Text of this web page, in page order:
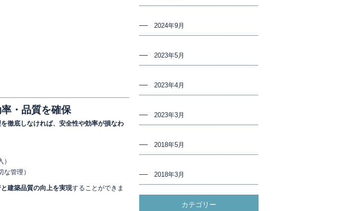
・品質を確保
徹底しなければ、安全性や効率が損なわ
な管理）
建築品質の向上を実現することができま
2024年9月
2023年5月
2023年4月
2023年3月
2018年5月
2018年3月
カテゴリー